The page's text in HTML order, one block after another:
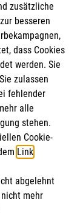
zusätzliche
besseren
dass Cookies
werden. Sie
zulassen
fehlender
alle
stehen.
Cookie-
Link.
abgelehnt
mehr